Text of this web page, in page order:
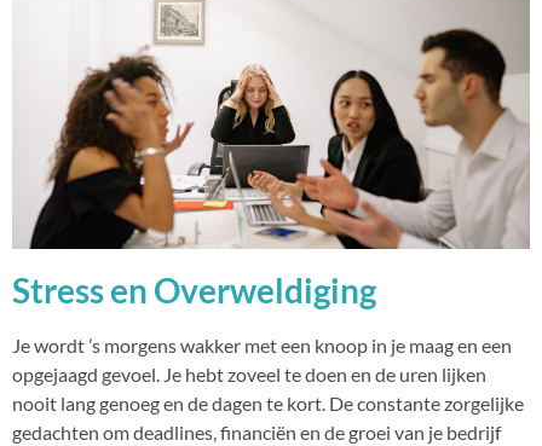
Stress en Overweldiging
Je wordt ’s morgens wakker met een knoop in je maag en een
opgejaagd gevoel. Je hebt zoveel te doen en de uren lijken
nooit lang genoeg en de dagen te kort. De constante zorgelijke
gedachten om deadlines, financiën en de groei van je bedrijf